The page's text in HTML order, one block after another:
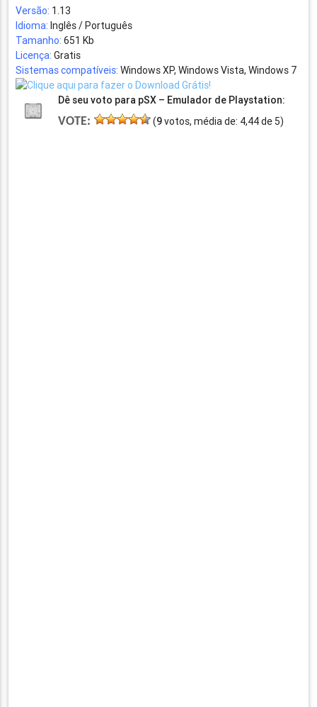
Versão: 1.13
Idioma: Inglês / Português
Tamanho: 651 Kb
Licença: Gratis
Sistemas compatíveis: Windows XP, Windows Vista, Windows 7
Dê seu voto para pSX – Emulador de Playstation:
VOTE: (9votos, média de: 4,44de 5)